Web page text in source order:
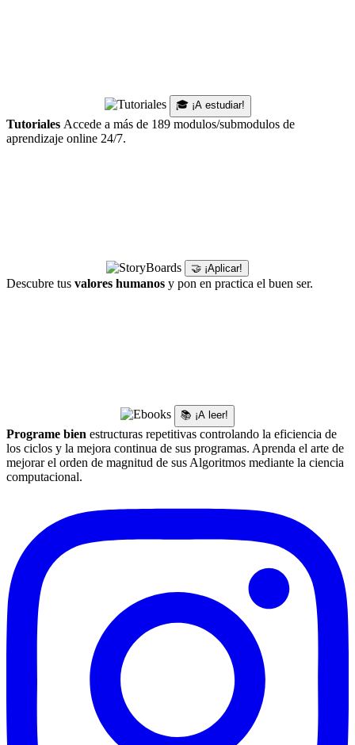
🎓 ¡A estudiar!
Tutoriales Accede a más de 189 modulos/submodulos de
aprendizaje online 24/7.
🤝 ¡Aplicar!
Descubre tus valores humanos y pon en practica el buen ser.
📚 ¡A leer!
Programe bien estructuras repetitivas controlando la eficiencia de
los ciclos y la mejora continua de sus programas. Aprenda el arte de
mejorar el orden de magnitud de sus Algoritmos mediante la ciencia
computacional.